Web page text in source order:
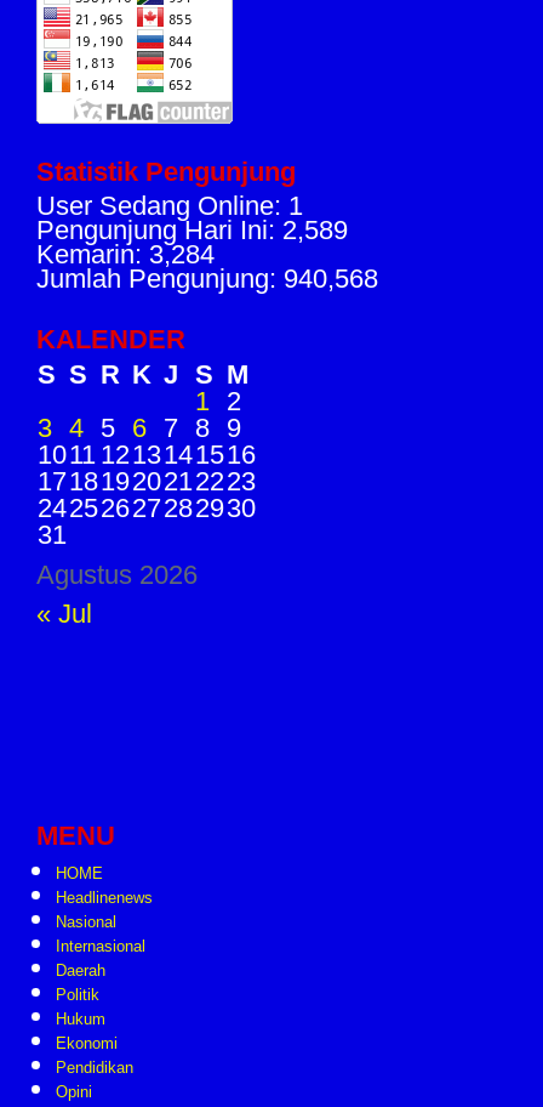
Statistik Pengunjung
User Sedang Online: 1
Pengunjung Hari Ini: 2,589
Kemarin: 3,284
Jumlah Pengunjung: 940,568
KALENDER
Agustus 2026
S S R K J S M
1 2
3 4 5 6 7 8 9
1011 1213141516
17181920212223
24252627282930
31
« Jul
MENU
HOME
Headlinenews
Nasional
Internasional
Daerah
Politik
Hukum
Ekonomi
Pendidikan
Opini